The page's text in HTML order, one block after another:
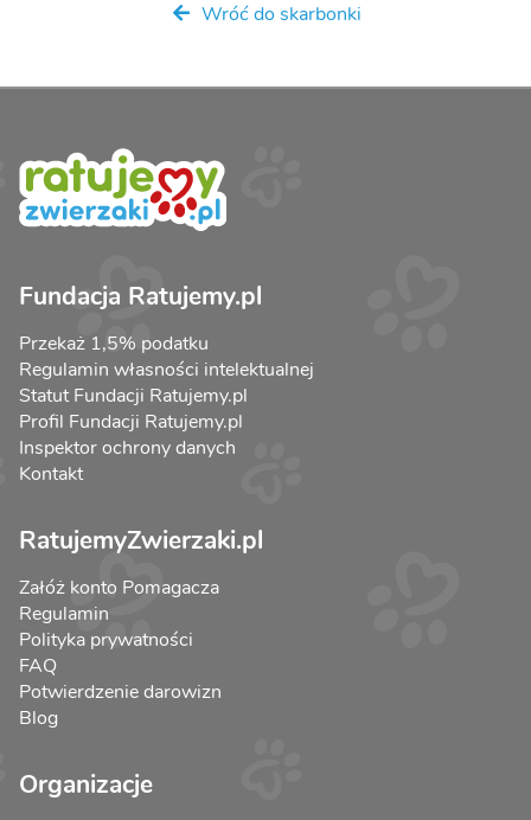
Wróć do skarbonki
Fundacja Ratujemy.pl
Przekaż 1,5% podatku
Regulamin własności intelektualnej
Statut Fundacji Ratujemy.pl
Profil Fundacji Ratujemy.pl
Inspektor ochrony danych
Kontakt
RatujemyZwierzaki.pl
Załóż konto Pomagacza
Regulamin
Polityka prywatności
FAQ
Potwierdzenie darowizn
Blog
Organizacje